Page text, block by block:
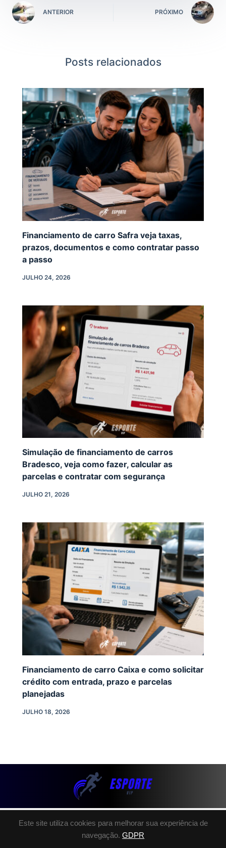
Este site utiliza cookies para melhorar sua experiência de
navegação. GDPR
ANTERIOR PRÓXIMO
Posts relacionados
Financiamento de carro Safra veja taxas,
prazos, documentos e como contratar passo
a passo
JULHO 24, 2026
Simulação de financiamento de carros
Bradesco, veja como fazer, calcular as
parcelas e contratar com segurança
JULHO 21, 2026
Financiamento de carro Caixa e como solicitar
crédito com entrada, prazo e parcelas
planejadas
JULHO 18, 2026
SOBRE NÓS
POLÍTICA DE PRIVACIDADE